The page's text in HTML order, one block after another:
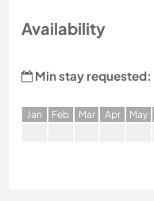
Availability
Min stay requested:
Jan Feb Mar Apr May